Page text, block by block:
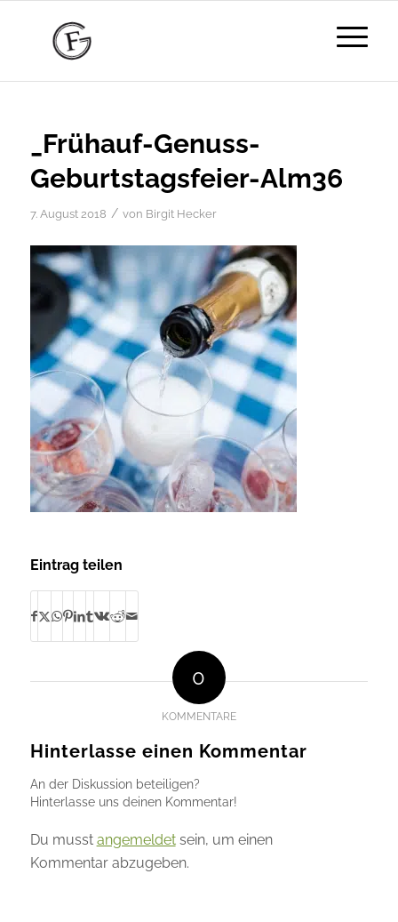
_Frühauf-Genuss-
Geburtstagsfeier-Alm36
7. August 2018 / von Birgit Hecker
Eintrag teilen
0
KOMMENTARE
Hinterlasse einen Kommentar
An der Diskussion beteiligen?
Hinterlasse uns deinen Kommentar!
Du musst angemeldetsein, um einen
Kommentar abzugeben.